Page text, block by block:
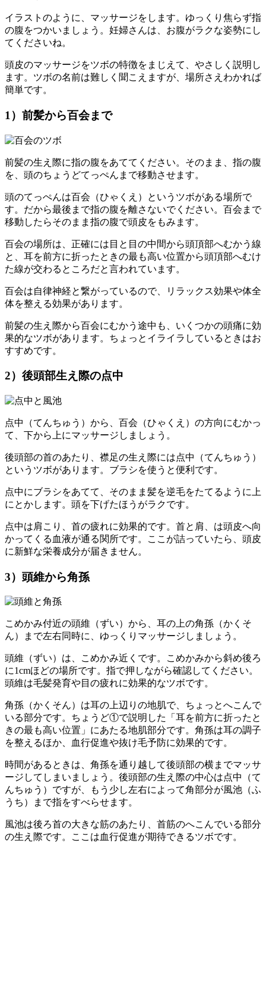
イラストのように、マッサージをします。ゆっくり焦らず指
の腹をつかいましょう。妊婦さんは、お腹がラクな姿勢にし
てくださいね。
頭皮のマッサージをツボの特徴をまじえて、やさしく説明し
ます。ツボの名前は難しく聞こえますが、場所さえわかれば
簡単です。
1）前髪から百会まで
前髪の生え際に指の腹をあててください。そのまま、指の腹
を、頭のちょうどてっぺんまで移動させます。
頭のてっぺんは百会（ひゃくえ）というツボがある場所で
す。だから最後まで指の腹を離さないでください。百会まで
移動したらそのまま指の腹で頭皮をもみます。
百会の場所は、正確には目と目の中間から頭頂部へむかう線
と、耳を前方に折ったときの最も高い位置から頭頂部へむけ
た線が交わるところだと言われています。
百会は自律神経と繋がっているので、リラックス効果や体全
体を整える効果があります。
前髪の生え際から百会にむかう途中も、いくつかの頭痛に効
果的なツボがあります。ちょっとイライラしているときはお
すすめです。
2）後頭部生え際の点中
点中（てんちゅう）から、百会（ひゃくえ）の方向にむかっ
て、下から上にマッサージしましょう。
後頭部の首のあたり、襟足の生え際には点中（てんちゅう）
というツボがあります。ブラシを使うと便利です。
点中にブラシをあてて、そのまま髪を逆毛をたてるように上
にとかします。頭を下げたほうがラクです。
点中は肩こり、首の疲れに効果的です。首と肩、は頭皮へ向
かってくる血液が通る関所です。ここが詰っていたら、頭皮
に新鮮な栄養成分が届きません。
3）頭維から角孫
こめかみ付近の頭維（ずい）から、耳の上の角孫（かくそ
ん）まで左右同時に、ゆっくりマッサージしましょう。
頭維（ずい）は、こめかみ近くです。こめかみから斜め後ろ
に1cmほどの場所です。指で押しながら確認してください。
頭維は毛髪発育や目の疲れに効果的なツボです。
角孫（かくそん）は耳の上辺りの地肌で、ちょっとへこんで
いる部分です。ちょうど①で説明した「耳を前方に折ったと
きの最も高い位置」にあたる地肌部分です。角孫は耳の調子
を整えるほか、血行促進や抜け毛予防に効果的です。
時間があるときは、角孫を通り越して後頭部の横までマッサ
ージしてしまいましょう。後頭部の生え際の中心は点中（て
んちゅう）ですが、もう少し左右によって角部分が風池（ふ
うち）まで指をすべらせます。
風池は後ろ首の大きな筋のあたり、首筋のへこんでいる部分
の生え際です。ここは血行促進が期待できるツボです。